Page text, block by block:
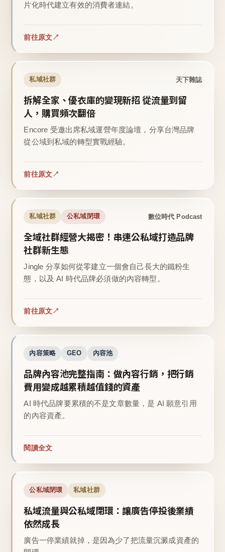
片化時代建立有效的消費者連結。
前往原文
私域社群 天下雜誌
拆解全家、優衣庫的變現新招 從流量到留
人，購買頻次翻倍
Encore 受邀出席私域運營年度論壇，分享台灣品牌
從公域到私域的轉型實戰經驗。
前往原文
私域社群 公私域閉環 數位時代 Podcast
全域社群經營大揭密！串連公私域打造品牌
社群新生態
Jingle 分享如何從零建立一個會自己長大的鐵粉生
態，以及 AI 時代品牌必須做的內容轉型。
前往原文
內容策略 GEO 內容池
品牌內容池完整指南：做內容行銷，把行銷
費用變成越累積越值錢的資產
AI 時代品牌要累積的不是文章數量，是 AI 願意引用
的內容資產。
閱讀全文
公私域閉環 私域社群
私域流量與公私域閉環：讓廣告停投後業績
依然成長
廣告一停業績就掉，是因為少了把流量沉澱成資產的